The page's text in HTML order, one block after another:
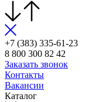
+7 (383) 335-61-23
8 800 300 82 42
Заказать звонок
Контакты
Вакансии
Каталог